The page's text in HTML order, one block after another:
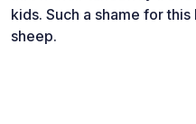
kids. Such a shame for
sheep.